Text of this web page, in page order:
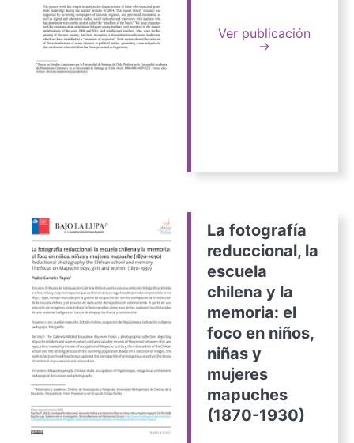
Ver publicación
→
La fotografía
reduccional, la
escuela
chilena y la
memoria: el
foco en niños,
niñas y
mujeres
mapuches
(1870-1930)